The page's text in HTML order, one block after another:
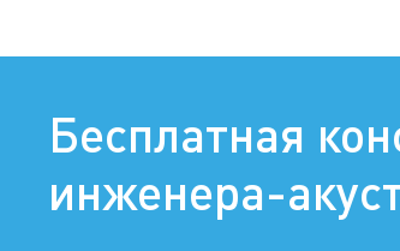
Бесплатная
инженера-